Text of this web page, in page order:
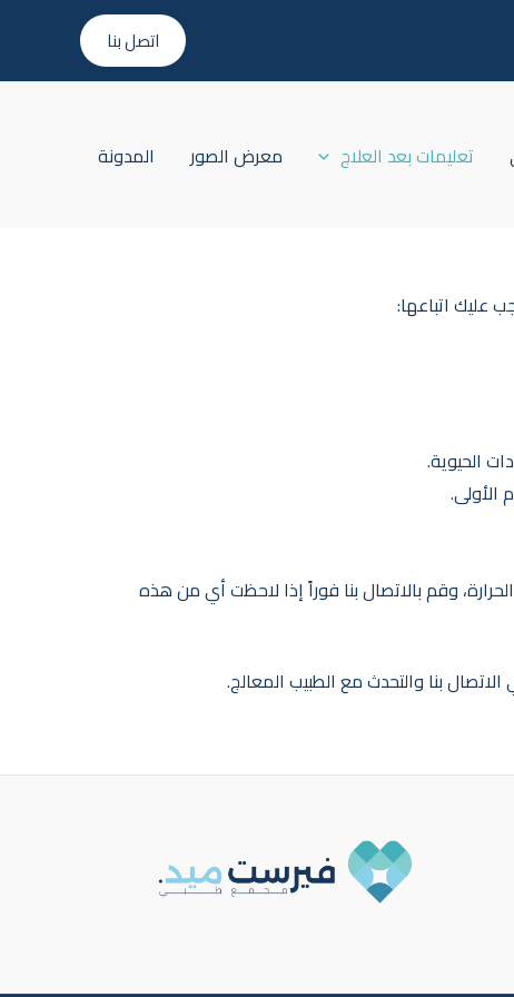
اتصل بنا
تعليمات بعد العلاج معرض الصور المدونة
عليك اتباعها:
الحيوية.
الأولى.
وقم بالاتصال بنا فوراً إذا لاحظت أي من هذه
بنا والتحدث مع الطبيب المعالج.